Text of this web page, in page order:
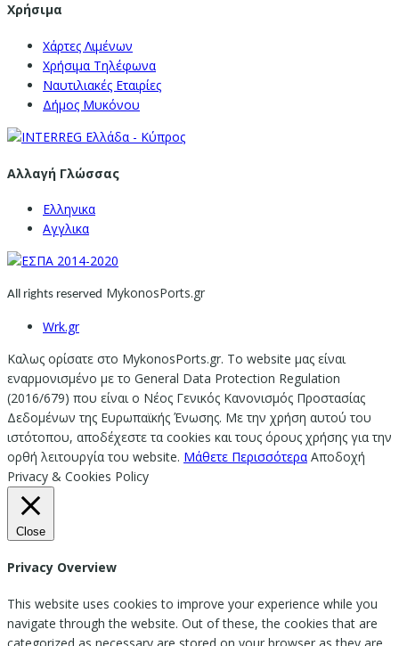
Χρήσιμα
Χάρτες Λιμένων
Χρήσιμα Τηλέφωνα
Ναυτιλιακές Εταιρίες
Δήμος Μυκόνου
Αλλαγή Γλώσσας
Ελληνικα
Αγγλικα
All rights reserved MykonosPorts.gr
Wrk.gr
Καλως ορίσατε στο MykonosPorts.gr. Το website μας είναι
εναρμονισμένο με το General Data Protection Regulation
(2016/679) που είναι ο Νέος Γενικός Κανονισμός Προστασίας
Δεδομένων της Ευρωπαϊκής Ένωσης. Με την χρήση αυτού του
ιστότοπου, αποδέχεστε τα cookies και τους όρους χρήσης για την
ορθή λειτουργία του website. Μάθετε Περισσότερα Αποδοχή
Privacy & Cookies Policy
Close
Privacy Overview
This website uses cookies to improve your experience while you
navigate through the website. Out of these, the cookies that are
categorized as necessary are stored on your browser as they are